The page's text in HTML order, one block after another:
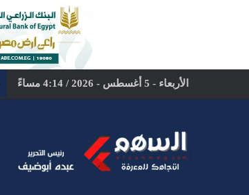
الأربعاء - 5 أغسطس - 2026 / 4:14 مساءً